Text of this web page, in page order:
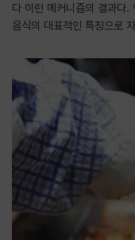
다 이런 메커니즘의 결과다.
음식의 대표적인 특징으로